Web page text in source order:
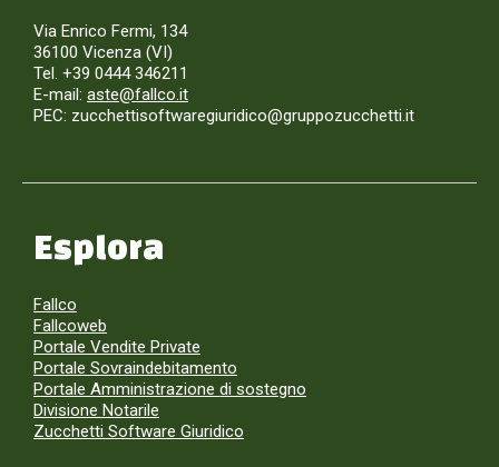
Via Enrico Fermi, 134
36100 Vicenza (VI)
Tel. +39 0444 346211
E-mail: aste@fallco.it
PEC: zucchettisoftwaregiuridico@gruppozucchetti.it
Esplora
Fallco
Fallcoweb
Portale Vendite Private
Portale Sovraindebitamento
Portale Amministrazione di sostegno
Divisione Notarile
Zucchetti Software Giuridico